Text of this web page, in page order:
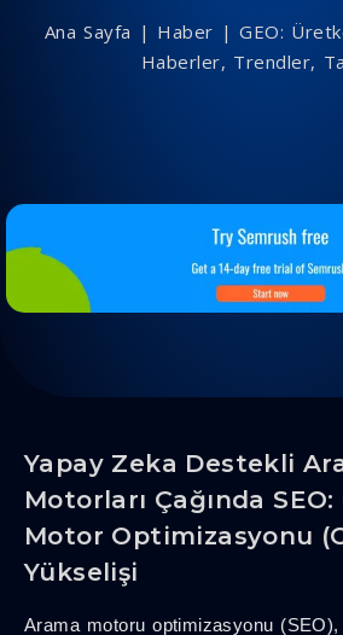
Ana Sayfa | Haber |GEO:
Haberler, Trendler,
Yapay Zeka Destekli
Motorları Çağında
Motor Optimizasyonu
Yükselişi
Arama motoru optimizasyonu